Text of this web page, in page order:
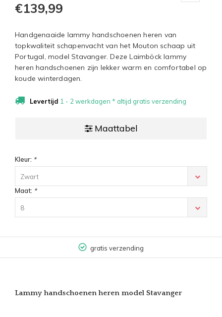
€139,99
Handgenaaide lammy handschoenen heren van
topkwaliteit schapenvacht van het Mouton schaap uit
Portugal, model Stavanger. Deze Laimböck lammy
heren handschoenen zijn lekker warm en comfortabel op
koude winterdagen.
Levertijd 1 - 2 werkdagen * altijd gratis verzending
Maattabel
Kleur: *
Zwart
Maat: *
8
gratis verzending
Lammy handschoenen heren model Stavanger